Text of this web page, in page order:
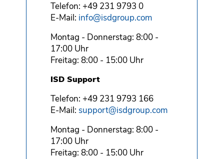
Telefon: +49 231 9793 0
E-Mail: info@isdgroup.com
Montag - Donnerstag: 8:00 -
17:00 Uhr
Freitag: 8:00 - 15:00 Uhr
ISD Support
Telefon: +49 231 9793 166
E-Mail: support@isdgroup.com
Montag - Donnerstag: 8:00 -
17:00 Uhr
Freitag: 8:00 - 15:00 Uhr